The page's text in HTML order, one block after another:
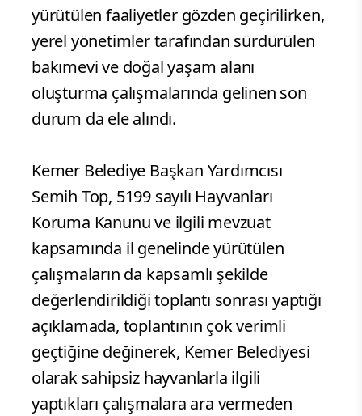
yürütülen faaliyetler gözden geçirilirken,
yerel yönetimler tarafından sürdürülen
bakımevi ve doğal yaşam alanı
oluşturma çalışmalarında gelinen son
durum da ele alındı.
Kemer Belediye Başkan Yardımcısı
Semih Top, 5199 sayılı Hayvanları
Koruma Kanunu ve ilgili mevzuat
kapsamında il genelinde yürütülen
çalışmaların da kapsamlı şekilde
değerlendirildiği toplantı sonrası yaptığı
açıklamada, toplantının çok verimli
geçtiğine değinerek, Kemer Belediyesi
olarak sahipsiz hayvanlarla ilgili
yaptıkları çalışmalara ara vermeden